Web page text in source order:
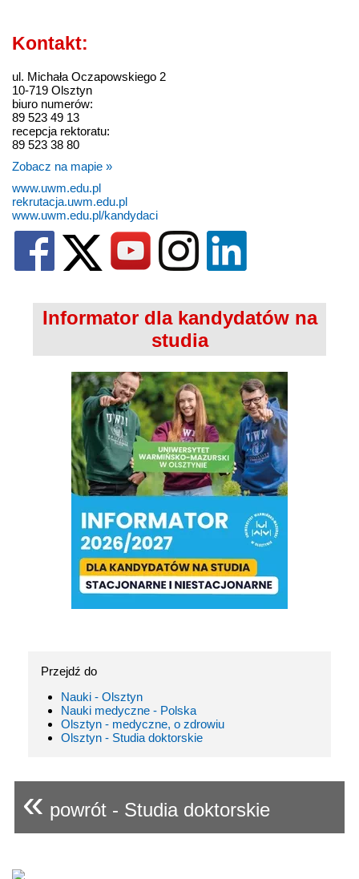
Kontakt:
ul. Michała Oczapowskiego 2
10-719 Olsztyn
biuro numerów:
89 523 49 13
recepcja rektoratu:
89 523 38 80
Zobacz na mapie »
www.uwm.edu.pl
rekrutacja.uwm.edu.pl
www.uwm.edu.pl/kandydaci
Informator dla kandydatów na
studia
Przejdź do
Nauki - Olsztyn
Nauki medyczne - Polska
Olsztyn - medyczne, o zdrowiu
Olsztyn - Studia doktorskie
« powrót - Studia doktorskie